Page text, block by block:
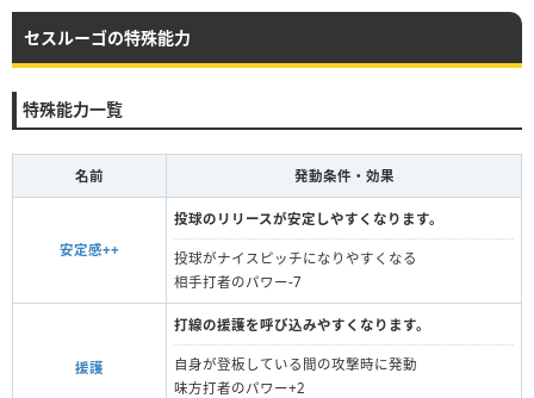
セスルーゴの特殊能力
特殊能力一覧
名前 発動条件・効果
安定感++
投球のリリースが安定しやすくなります。
投球がナイスピッチになりやすくなる
相手打者のパワー-7
援護
打線の援護を呼び込みやすくなります。
自身が登板している間の攻撃時に発動
味方打者のパワー+2